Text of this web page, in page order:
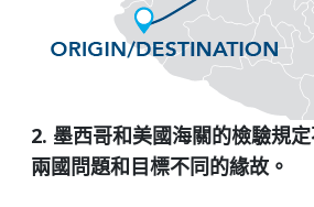
2. 墨西哥和美國海關的檢驗規
兩國問題和目標不同的緣故。